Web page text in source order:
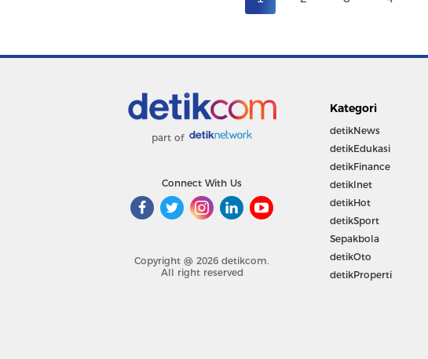
part of
Connect With Us
Copyright @ 2026 detikcom.
All right reserved
Kategori
detikNews
detikEdukasi
detikFinance
detikInet
detikHot
detikSport
Sepakbola
detikOto
detikProperti